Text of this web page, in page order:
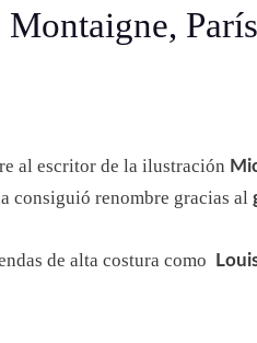
París
al escritor de la ilustración
consiguió renombre gracias al
de alta costura como